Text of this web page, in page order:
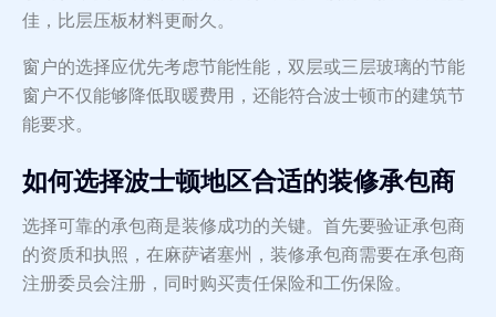
佳，比层压板材料更耐久。
窗户的选择应优先考虑节能性能，双层或三层玻璃的节能
窗户不仅能够降低取暖费用，还能符合波士顿市的建筑节
能要求。
如何选择波士顿地区合适的装修承包商
选择可靠的承包商是装修成功的关键。首先要验证承包商
的资质和执照，在麻萨诸塞州，装修承包商需要在承包商
注册委员会注册，同时购买责任保险和工伤保险。